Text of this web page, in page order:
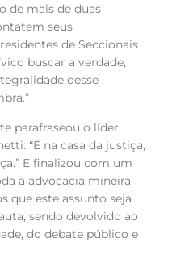
de mais de duas
seus
de Seccionais
buscar a verdade,
desse
parafraseou o líder
“É na casa da justiça,
E finalizou com um
a advocacia mineira
que este assunto seja
sendo devolvido ao
do debate público e